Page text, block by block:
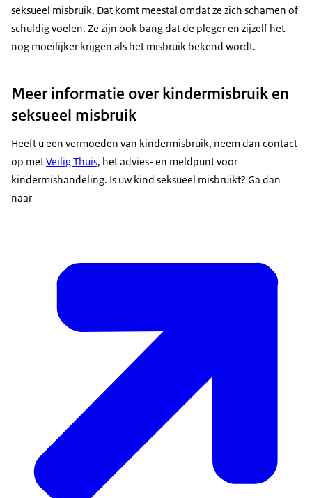
seksueel misbruik. Dat komt meestal omdat ze zich schamen of
schuldig voelen. Ze zijn ook bang dat de pleger en zijzelf het
nog moeilijker krijgen als het misbruik bekend wordt.
Meer informatie over kindermisbruik en
seksueel misbruik
Heeft u een vermoeden van kindermisbruik, neem dan contact
op metVeilig Thuis, het advies- en meldpunt voor
kindermishandeling. Is uw kind seksueel misbruikt? Ga dan
naar